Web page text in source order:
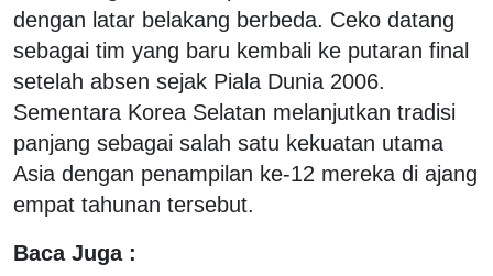
dengan latar belakang berbeda. Ceko datang
sebagai tim yang baru kembali ke putaran final
setelah absen sejak Piala Dunia 2006.
Sementara Korea Selatan melanjutkan tradisi
panjang sebagai salah satu kekuatan utama
Asia dengan penampilan ke-12 mereka di ajang
empat tahunan tersebut.
Baca Juga :